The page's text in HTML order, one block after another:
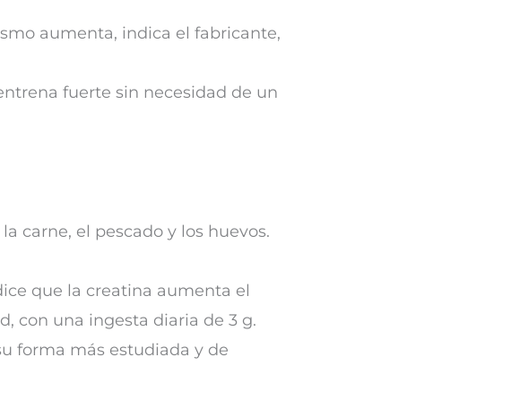
aumenta, indica el fabricante,
fuerte sin necesidad de un
carne, el pescado y los huevos.
que la creatina aumenta el
con una ingesta diaria de 3 g.
forma más estudiada y de